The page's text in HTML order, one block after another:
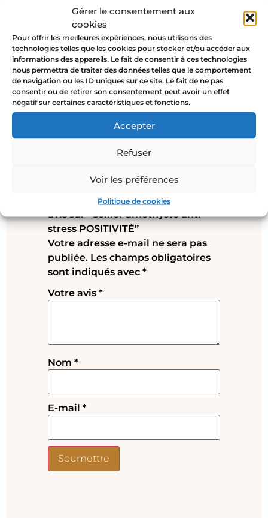
Gérer le consentement aux
cookies
Pour offrir les meilleures expériences, nous utilisons des
technologies telles que les cookies pour stocker et/ou accéder aux
informations des appareils. Le fait de consentir à ces technologies
nous permettra de traiter des données telles que le comportement
de navigation ou les ID uniques sur ce site. Le fait de ne pas
consentir ou de retirer son consentement peut avoir un effet
négatif sur certaines caractéristiques et fonctions.
Accepter
Refuser
Voir les préférences
Politique de cookies
son/sa futur/e destinataire reçoive
l’énergie bienveillante du bijou
Rupture de stock
Il n’y a pas encore d’avis.
Soyez le premier à laisser votre
avis sur “Collier améthyste anti-
stress POSITIVITÉ”
Votre adresse e-mail ne sera pas
publiée. Les champs obligatoires
sont indiqués avec *
Votre avis *
Nom *
E-mail *